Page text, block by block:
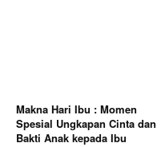
Makna Hari Ibu : Momen
Spesial Ungkapan Cinta dan
Bakti Anak kepada Ibu